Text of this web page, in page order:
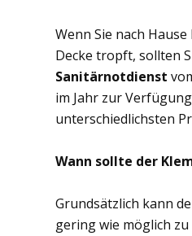
Wenn Sie nach
Decke tropft, sollten
Sanitärnotdienst
im Jahr zur
unterschiedlichsten
Wann sollte der
Grundsätzlich kann
gering wie möglich